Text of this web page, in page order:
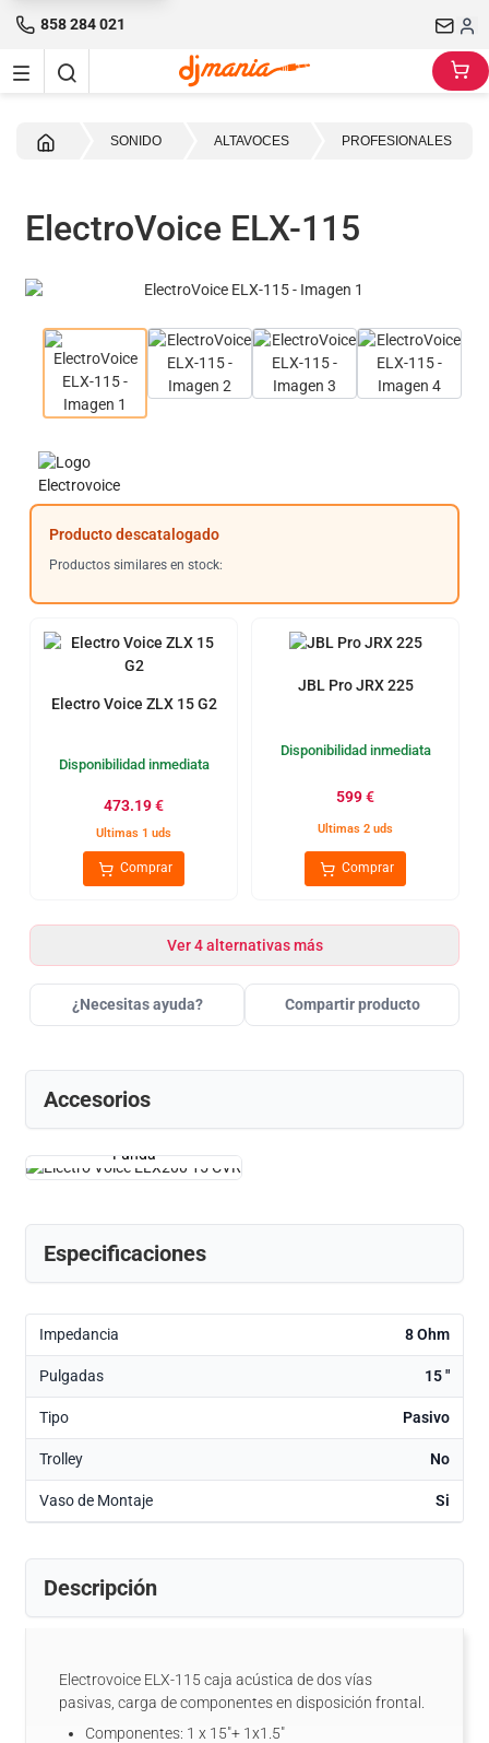
858 284 021
SONIDO ALTAVOCES PROFESIONALES
ElectroVoice ELX-115
Producto descatalogado
Productos similares en stock:
Electro Voice ZLX 15 G2
Disponibilidad inmediata
473.19€
Ultimas 1 uds
Comprar
JBL Pro JRX 225
Disponibilidad inmediata
599€
Ultimas 2 uds
Comprar
Ver 4 alternativas más
¿Necesitas ayuda? Compartir producto
Accesorios
Funda
Especificaciones
Impedancia 8 Ohm
Pulgadas 15 "
Tipo Pasivo
Trolley No
Vaso de Montaje Si
Descripción
Electrovoice ELX-115 caja acústica de dos vías
pasivas, carga de componentes en disposición frontal.
Componentes: 1 x 15"+ 1x1.5"